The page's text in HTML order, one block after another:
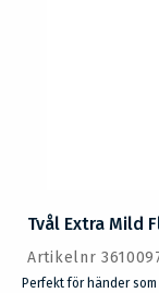
Tvål Extra Mild
Artikelnr
Perfekt för händer